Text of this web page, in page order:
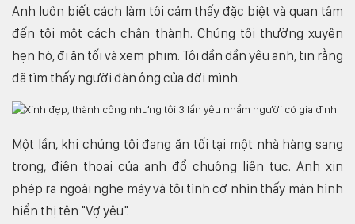
Anh luôn biết cách làm tôi cảm thấy đặc biệt và quan tâm
đến tôi một cách chân thành. Chúng tôi thường xuyên
hẹn hò, đi ăn tối và xem phim. Tôi dần dần yêu anh, tin rằng
đã tìm thấy người đàn ông của đời mình.
Một lần, khi chúng tôi đang ăn tối tại một nhà hàng sang
trọng, điện thoại của anh đổ chuông liên tục. Anh xin
phép ra ngoài nghe máy và tôi tình cờ nhìn thấy màn hình
hiển thị tên "Vợ yêu".